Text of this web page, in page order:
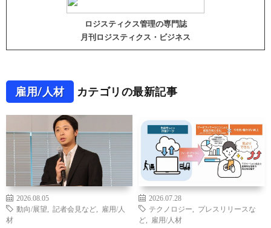
ロジスティクス管理の専門誌
月刊ロジスティクス・ビジネス
雇用/人材 カテゴリの最新記事
2026.08.05
動向/展望
記者会見など
雇用/人
材
2026.07.28
テクノロジー
プレスリリースな
ど
雇用/人材